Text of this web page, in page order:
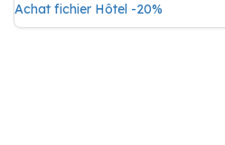
Achat fichier Hôtel -20%